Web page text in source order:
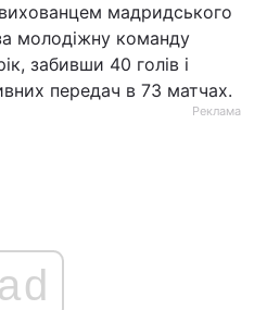
мадридського
молодіжну команду
забивши 40 голів і
передач в 73 матчах.
Реклама
ad